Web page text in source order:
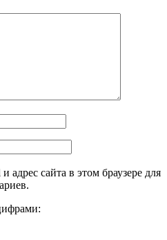
адрес сайта в этом браузере для